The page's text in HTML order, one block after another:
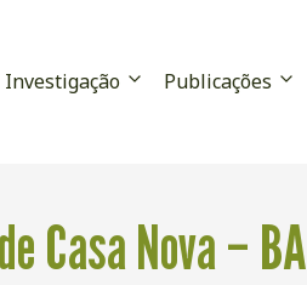
Investigação Publicações
Casa Nova – BA